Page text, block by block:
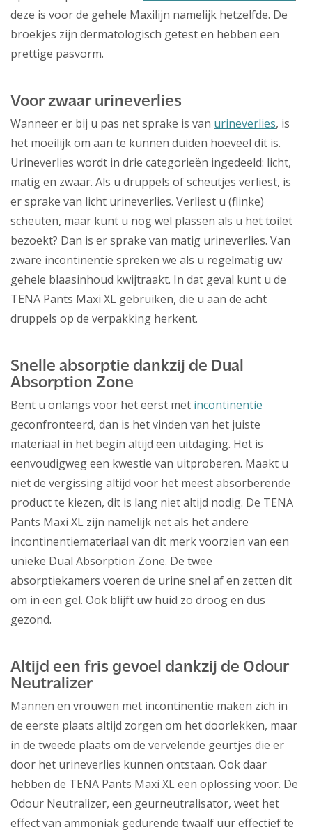
deze is voor de gehele Maxilijn namelijk hetzelfde. De
broekjes zijn dermatologisch getest en hebben een
prettige pasvorm.
Voor zwaar urineverlies
Wanneer er bij u pas net sprake is van urineverlies, is
het moeilijk om aan te kunnen duiden hoeveel dit is.
Urineverlies wordt in drie categorieën ingedeeld: licht,
matig en zwaar. Als u druppels of scheutjes verliest, is
er sprake van licht urineverlies. Verliest u (flinke)
scheuten, maar kunt u nog wel plassen als u het toilet
bezoekt? Dan is er sprake van matig urineverlies. Van
zware incontinentie spreken we als u regelmatig uw
gehele blaasinhoud kwijtraakt. In dat geval kunt u de
TENA Pants Maxi XL gebruiken, die u aan de acht
druppels op de verpakking herkent.
Snelle absorptie dankzij de Dual
Absorption Zone
Bent u onlangs voor het eerst met incontinentie
geconfronteerd, dan is het vinden van het juiste
materiaal in het begin altijd een uitdaging. Het is
eenvoudigweg een kwestie van uitproberen. Maakt u
niet de vergissing altijd voor het meest absorberende
product te kiezen, dit is lang niet altijd nodig. De TENA
Pants Maxi XL zijn namelijk net als het andere
incontinentiemateriaal van dit merk voorzien van een
unieke Dual Absorption Zone. De twee
absorptiekamers voeren de urine snel af en zetten dit
om in een gel. Ook blijft uw huid zo droog en dus
gezond.
Altijd een fris gevoel dankzij de Odour
Neutralizer
Mannen en vrouwen met incontinentie maken zich in
de eerste plaats altijd zorgen om het doorlekken, maar
in de tweede plaats om de vervelende geurtjes die er
door het urineverlies kunnen ontstaan. Ook daar
hebben de TENA Pants Maxi XL een oplossing voor. De
Odour Neutralizer, een geurneutralisator, weet het
effect van ammoniak gedurende twaalf uur effectief te